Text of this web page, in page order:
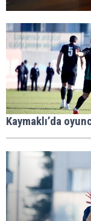
Kaymaklı’da